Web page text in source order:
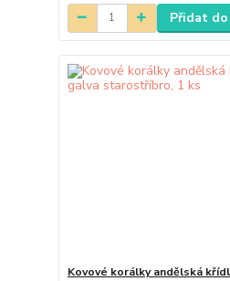
Přidat
Kovové korálky andělská